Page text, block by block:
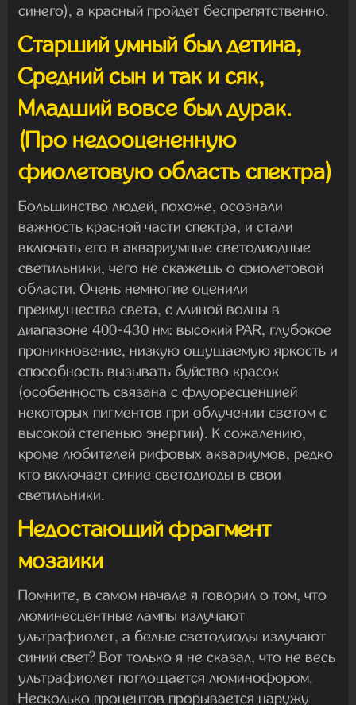
синего), а красный пройдет беспрепятственно.
Старший умный был детина,
Средний сын и так и сяк,
Младший вовсе был дурак.
(Про недооцененную
фиолетовую область спектра)
Большинство людей, похоже, осознали
важность красной части спектра, и стали
включать его в аквариумные светодиодные
светильники, чего не скажешь о фиолетовой
области. Очень немногие оценили
преимущества света, с длиной волны в
диапазоне 400-430 нм: высокий PAR, глубокое
проникновение, низкую ощущаемую яркость и
способность вызывать буйство красок
(особенность связана с флуоресценцией
некоторых пигментов при облучении светом с
высокой степенью энергии). К сожалению,
кроме любителей рифовых аквариумов, редко
кто включает синие светодиоды в свои
светильники.
Недостающий фрагмент
мозаики
Помните, в самом начале я говорил о том, что
люминесцентные лампы излучают
ультрафиолет, а белые светодиоды излучают
синий свет? Вот только я не сказал, что не весь
ультрафиолет поглощается люминофором.
Несколько процентов прорывается наружу